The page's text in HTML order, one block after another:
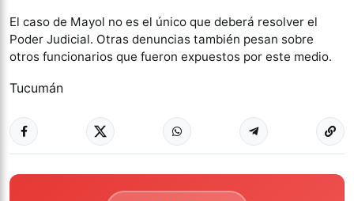
El caso de Mayol no es el único que deberá resolver el
Poder Judicial. Otras denuncias también pesan sobre
otros funcionarios que fueron expuestos por este medio.
Tucumán